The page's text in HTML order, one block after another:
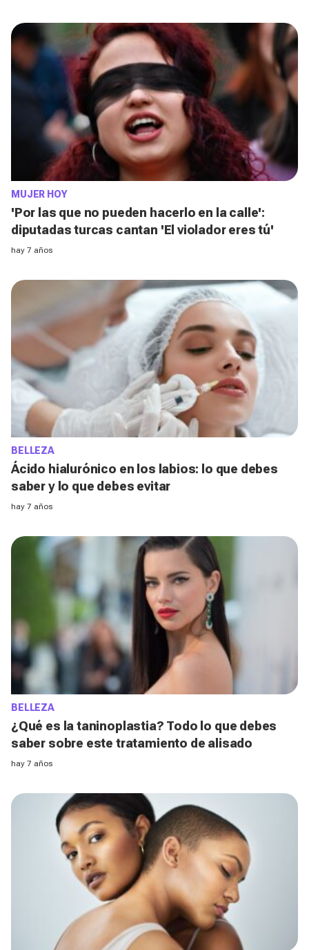
MUJER HOY
'Por las que no pueden hacerlo en la calle':
diputadas turcas cantan 'El violador eres tú'
hay 7 años
BELLEZA
Ácido hialurónico en los labios: lo que debes
saber y lo que debes evitar
hay 7 años
BELLEZA
¿Qué es la taninoplastia? Todo lo que debes
saber sobre este tratamiento de alisado
hay 7 años